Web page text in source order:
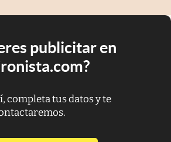
publicitar en
completa tus datos y te